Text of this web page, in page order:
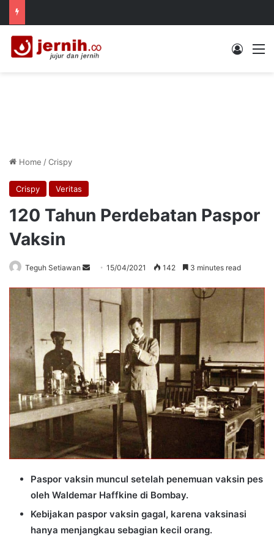
Log In
Home /Crispy
Crispy Veritas
120 Tahun Perdebatan Paspor
Vaksin
Teguh Setiawan
Send
email
15/04/2021 142 3 minutes read
Paspor vaksin muncul setelah penemuan vaksin pes
oleh Waldemar Haffkine di Bombay.
Kebijakan paspor vaksin gagal, karena vaksinasi
hanya menjangkau sebagian kecil orang.